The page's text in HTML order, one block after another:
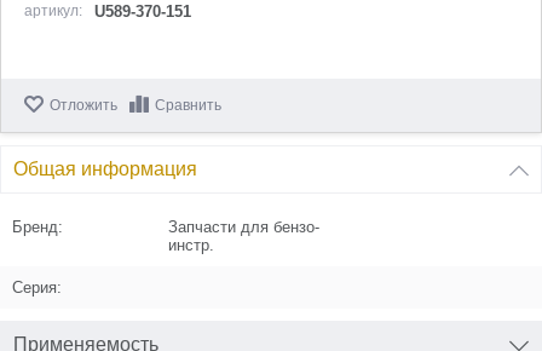
артикул: U589-370-151
Отложить Сравнить
Общая информация
Бренд:
Запчасти для бензо-
инстр.
Серия:
Применяемость